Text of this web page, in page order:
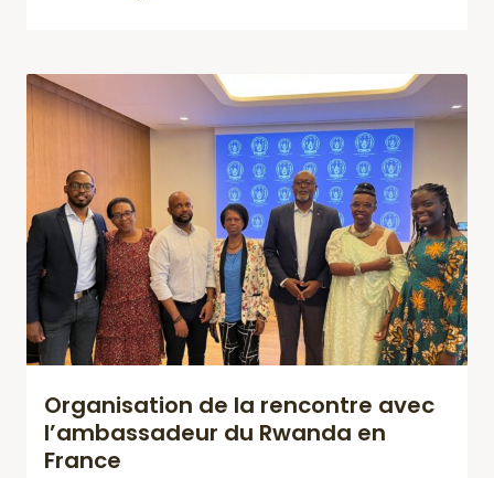
Organisation de la rencontre avec
l’ambassadeur du Rwanda en
France